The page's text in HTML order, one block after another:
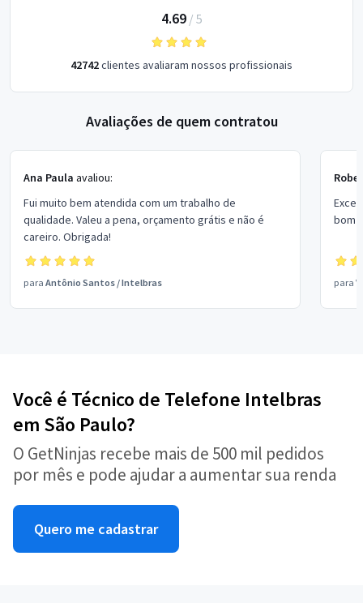
4.69/ 5
42742clientes avaliaram nossos profissionais
Avaliações de quem contratou
Ana Paula avaliou:
Fui muito bem atendida com um trabalho de
qualidade. Valeu a pena, orçamento grátis e não é
careiro. Obrigada!
para Antônio Santos /Intelbras
bom
para
Você é Técnico de Telefone Intelbras
em São Paulo?
O GetNinjas recebe mais de 500 mil pedidos
por mês e pode ajudar a aumentar sua renda
Quero me cadastrar